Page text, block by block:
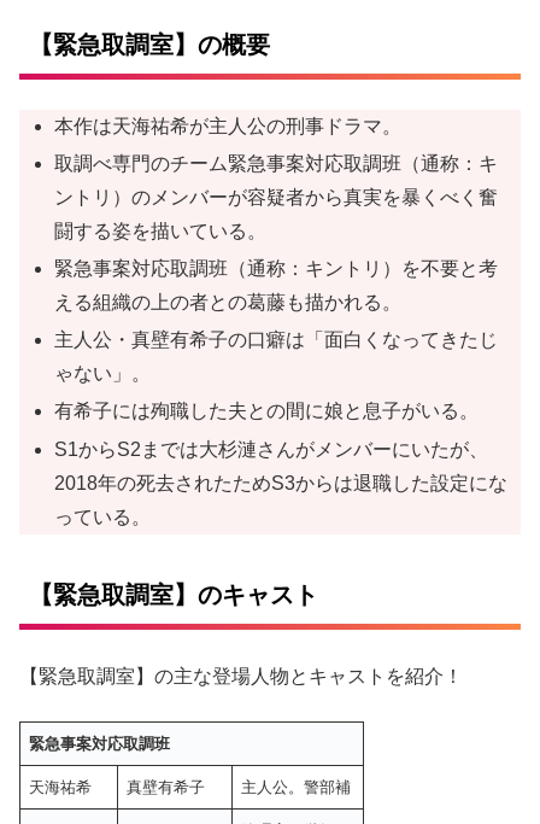
【緊急取調室】の概要
本作は天海祐希が主人公の刑事ドラマ。
取調べ専門のチーム緊急事案対応取調班（通称：キ
ントリ）のメンバーが容疑者から真実を暴くべく奮
闘する姿を描いている。
緊急事案対応取調班（通称：キントリ）を不要と考
える組織の上の者との葛藤も描かれる。
主人公・真壁有希子の口癖は「面白くなってきたじ
ゃない」。
有希子には殉職した夫との間に娘と息子がいる。
S1からS2までは大杉漣さんがメンバーにいたが、
2018年の死去されたためS3からは退職した設定にな
っている。
【緊急取調室】のキャスト
【緊急取調室】の主な登場人物とキャストを紹介！
緊急事案対応取調班
天海祐希 真壁有希子 主人公。警部補